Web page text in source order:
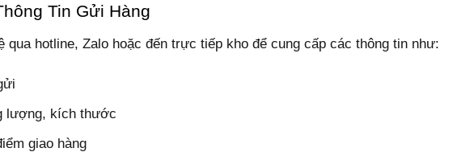
Tin Gửi Hàng
qua hotline, Zalo hoặc đến trực tiếp kho để cung cấp các thông tin như:
lượng, kích thước
giao hàng